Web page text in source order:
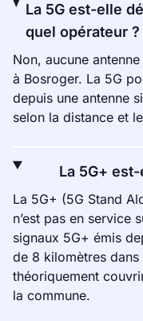
La 5G est-elle
quel opérateur ?
Non, aucune
à Bosroger. La 5G
depuis une antenne
selon la distance et
La 5G+
La 5G+ (5G Stand
n’est pas en service
signaux 5G+ émis
de 8 kilomètres
théoriquement
la commune.